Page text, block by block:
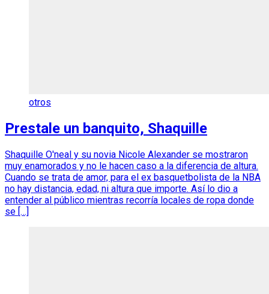
otros
Prestale un banquito, Shaquille
Shaquille O'neal y su novia Nicole Alexander se mostraron
muy enamorados y no le hacen caso a la diferencia de altura.
Cuando se trata de amor, para el ex basquetbolista de la NBA
no hay distancia, edad, ni altura que importe. Así lo dio a
entender al público mientras recorría locales de ropa donde
se […]